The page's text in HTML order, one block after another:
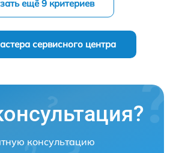
ещё 9 критериев
сервисного центра
консультацию